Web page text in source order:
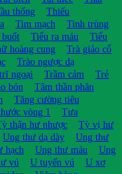
thống
Thiếu
Tim mạch
Tinh trùng
Tiểu ra máu
Tiểu
hoàng cung
Trà giảo cổ
Trào ngược dạ
ngoại Trầm cảm
Trẻ
bón
Tâm thần phân
Tăng cường tiêu
vòng 1
Tưa
thận hư nhược
Tỳ vị hư
Ung thư dạ dày
Ung thư
hạch Ung thư máu
Ung
vú U tuyến vú
U xơ